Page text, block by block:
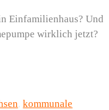
Einfamilienhaus? Und
wirklich jetzt?
,kommunale